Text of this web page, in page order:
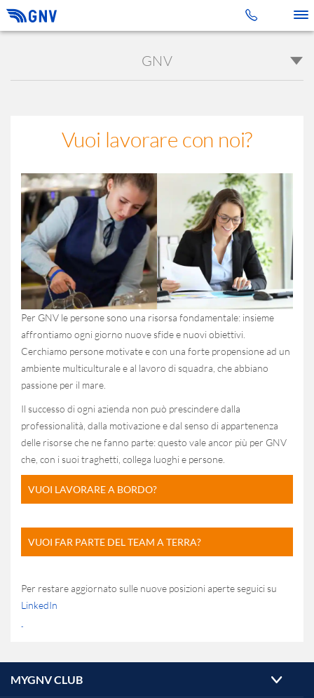
GNV
Vuoi lavorare con noi?
Per GNV le persone sono una risorsa fondamentale: insieme
affrontiamo ogni giorno nuove sfide e nuovi obiettivi.
Cerchiamo persone motivate e con una forte propensione ad un
ambiente multiculturale e al lavoro di squadra, che abbiano
passione per il mare.
Il successo di ogni azienda non può prescindere dalla
professionalità, dalla motivazione e dal senso di appartenenza
delle risorse che ne fanno parte: questo vale ancor più per GNV
che, con i suoi traghetti, collega luoghi e persone.
VUOI LAVORARE A BORDO?
VUOI FAR PARTE DEL TEAM A TERRA?
Per restare aggiornato sulle nuove posizioni aperte seguici su
LinkedIn
-
MYGNV CLUB